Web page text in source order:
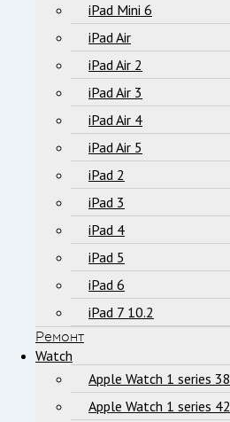
iPad Mini 6
iPad Air
iPad Air 2
iPad Air 3
iPad Air 4
iPad Air 5
iPad 2
iPad 3
iPad 4
iPad 5
iPad 6
iPad 7 10.2
Ремонт
Watch
Apple Watch 1 series 38
Apple Watch 1 series 42